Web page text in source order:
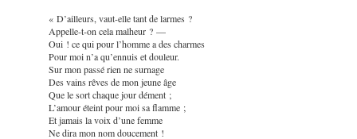
« D’ailleurs, vaut-elle tant de larmes ?
Appelle-t-on cela malheur ? —
Oui ! ce qui pour l’homme a des charmes
Pour moi n’a qu’ennuis et douleur.
Sur mon passé rien ne surnage
Des vains rêves de mon jeune âge
Que le sort chaque jour dément ;
L’amour éteint pour moi sa flamme ;
Et jamais la voix d’une femme
Ne dira mon nom doucement !